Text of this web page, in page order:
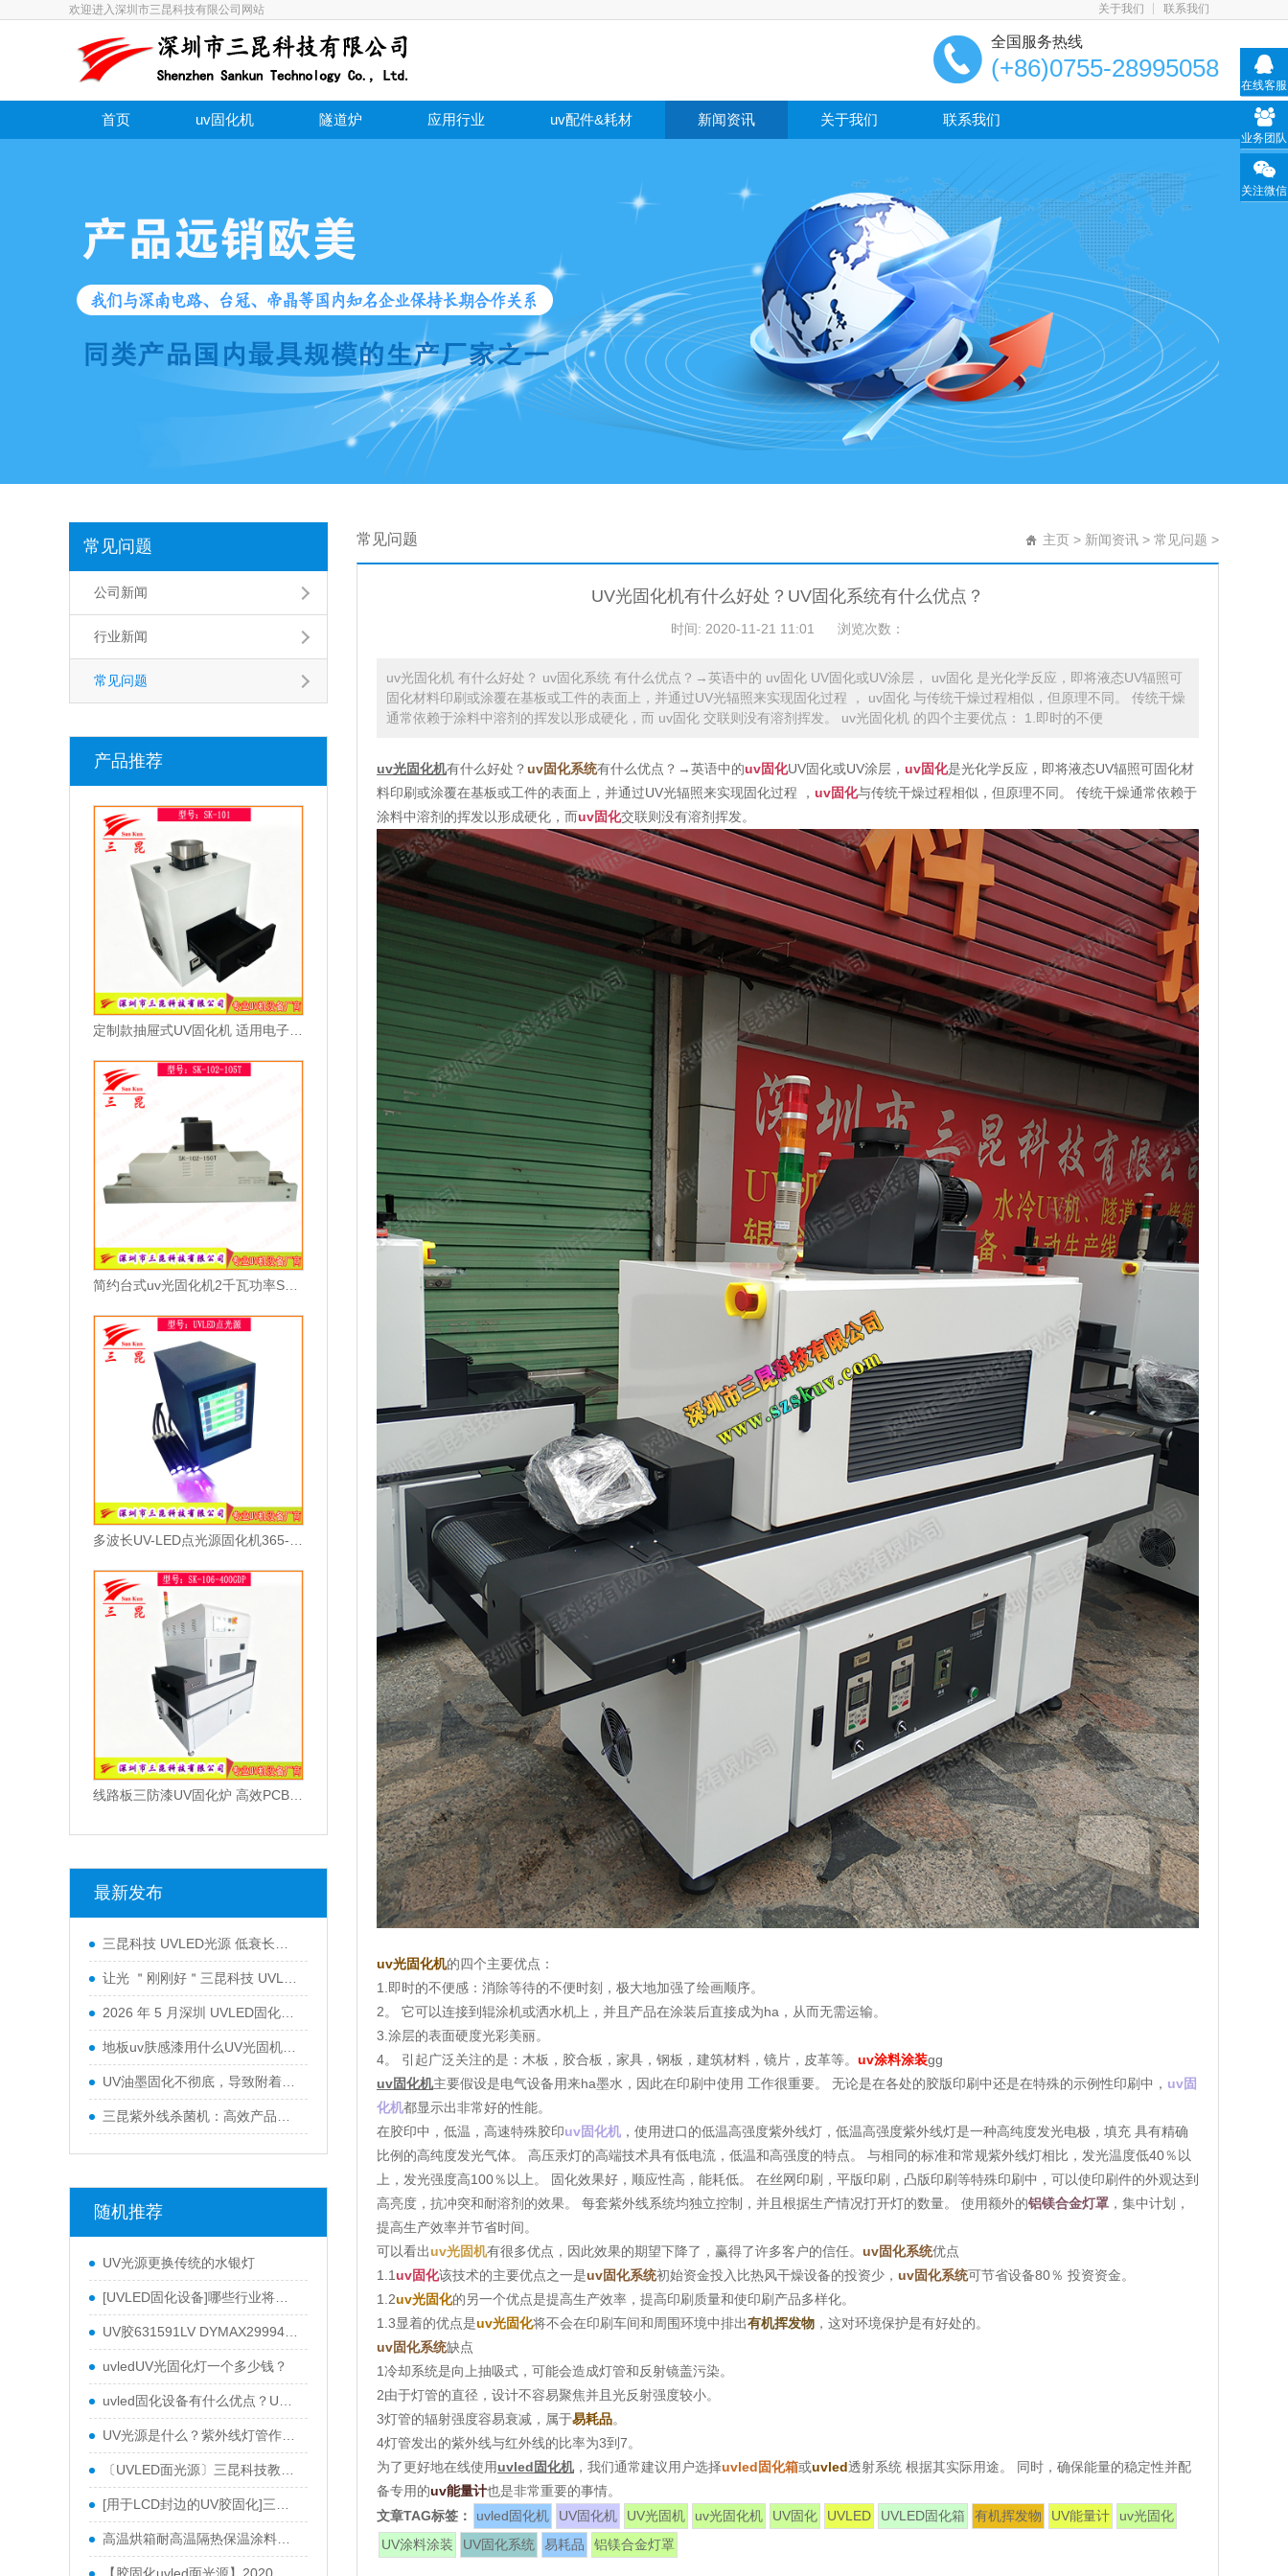
欢迎进入深圳市三昆科技有限公司网站 关于我们 联系我们
全国服务热线
(+86)0755-28995058
首页 uv固化机 隧道炉 应用行业 uv配件&耗材 新闻资讯 关于我们 联系我们
常见问题
公司新闻
行业新闻
常见问题
产品推荐
最新发布
三昆科技 UVLED光源 低衰长效运行 工业通用型固化设备
让光 ＂刚刚好＂三昆科技 UVLED固化光源一站式解决方案
2026 年 5 月深圳 UVLED固化灯采购指南：五大服务商全景解析
地板uv肤感漆用什么UV光固机来干燥？
UV油墨固化不彻底，导致附着力不行怎么办？
三昆紫外线杀菌机：高效产品表面灭菌处理的优选方案
随机推荐
UV光源更换传统的水银灯
[UVLED固化设备]哪些行业将使用UVLED？三昆科技将向您展示
UV胶631591LV DYMAX29994专用养护设备
uvledUV光固化灯一个多少钱？
uvled固化设备有什么优点？UV油墨。 为什么使用LED UV光源进行涂料固化？
UV光源是什么？紫外线灯管作用是什么？
〔UVLED面光源〕三昆科技教您如何选择UVLED面源固化机
[用于LCD封边的UV胶固化]三昆科技UVLED固化机用于LCD面板封边UV胶水固化
高温烘箱耐高温隔热保温涂料优势分析
常见问题 主页 > 新闻资讯 > 常见问题 >
UV光固化机有什么好处？UV固化系统有什么优点？
时间: 2020-11-21 11:01 浏览次数：
uv光固化机 有什么好处？ uv固化系统 有什么优点？→英语中的 uv固化 UV固化或UV涂层， uv固化 是光化学反应，即将液态UV辐照可
固化材料印刷或涂覆在基板或工件的表面上，并通过UV光辐照来实现固化过程 ， uv固化 与传统干燥过程相似，但原理不同。 传统干燥
通常依赖于涂料中溶剂的挥发以形成硬化，而 uv固化 交联则没有溶剂挥发。 uv光固化机 的四个主要优点： 1.即时的不便
uv光固化机有什么好处？uv固化系统有什么优点？→英语中的uv固化UV固化或UV涂层， uv固化是光化学反应，即将液态UV辐照可固化材
料印刷或涂覆在基板或工件的表面上，并通过UV光辐照来实现固化过程 ， uv固化与传统干燥过程相似，但原理不同。 传统干燥通常依赖于
涂料中溶剂的挥发以形成硬化，而uv固化交联则没有溶剂挥发。
uv光固化机的四个主要优点：
1.即时的不便感：消除等待的不便时刻，极大地加强了绘画顺序。
2。 它可以连接到辊涂机或洒水机上，并且产品在涂装后直接成为ha，从而无需运输。
3.涂层的表面硬度光彩美丽。
4。 引起广泛关注的是：木板，胶合板，家具，钢板，建筑材料，镜片，皮革等。 uv涂料涂装gg
uv固化机主要假设是电气设备用来ha墨水，因此在印刷中使用 工作很重要。 无论是在各处的胶版印刷中还是在特殊的示例性印刷中， uv固
化机都显示出非常好的性能。
在胶印中，低温，高速特殊胶印uv固化机 ，使用进口的低温高强度紫外线灯，低温高强度紫外线灯是一种高纯度发光电极，填充 具有精确
比例的高纯度发光气体。 高压汞灯的高端技术具有低电流，低温和高强度的特点。 与相同的标准和常规紫外线灯相比，发光温度低40％以
上，发光强度高100％以上。 固化效果好，顺应性高，能耗低。 在丝网印刷，平版印刷，凸版印刷等特殊印刷中，可以使印刷件的外观达到
高亮度，抗冲突和耐溶剂的效果。 每套紫外线系统均独立控制，并且根据生产情况打开灯的数量。 使用额外的铝镁合金灯罩 ，集中计划，
提高生产效率并节省时间。
可以看出uv光固机有很多优点，因此效果的期望下降了，赢得了许多客户的信任。 uv固化系统优点
1.1uv固化该技术的主要优点之一是uv固化系统初始资金投入比热风干燥设备的投资少， uv固化系统可节省设备80％ 投资资金。
1.2uv光固化的另一个优点是提高生产效率，提高印刷质量和使印刷产品多样化。
1.3显着的优点是uv光固化将不会在印刷车间和周围环境中排出有机挥发物 ，这对环境保护是有好处的。
uv固化系统缺点
1冷却系统是向上抽吸式，可能会造成灯管和反射镜盖污染。
2由于灯管的直径，设计不容易聚焦并且光反射强度较小。
3灯管的辐射强度容易衰减，属于易耗品。
4灯管发出的紫外线与红外线的比率为3到7。
为了更好地在线使用uvled固化机，我们通常建议用户选择uvled固化箱或uvled透射系统 根据其实际用途。 同时，确保能量的稳定性并配
备专用的uv能量计也是非常重要的事情。
文章TAG标签：
uvled固化机 UV固化机 UV光固机 uv光固化机 UV固化 UVLED UVLED固化箱 有机挥发物 UV能量计
uv光固化
UV涂料涂装
UV固化系统 易耗品 铝镁合金灯罩
在线客服
业务团队
关注微信